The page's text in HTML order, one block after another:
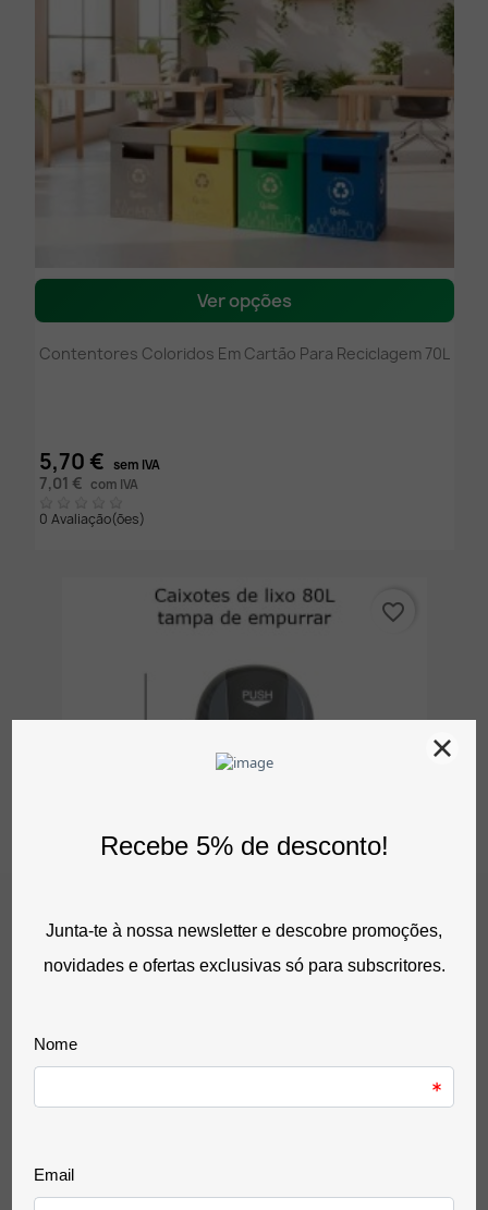
Ver opções
Contentores Coloridos Em Cartão Para Reciclagem 70L
5,70 € sem IVA
7,01 € com IVA
0 Avaliação(ões)
Comprar
0 Avaliação(ões)
favorite_border